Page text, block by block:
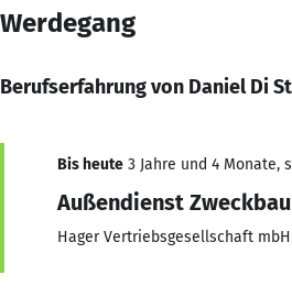
Werdegang
Berufserfahrung von Daniel Di
Bis heute 3 Jahre und 4 Monate,
Außendienst Zweckbau
Hager Vertriebsgesellschaft mbH